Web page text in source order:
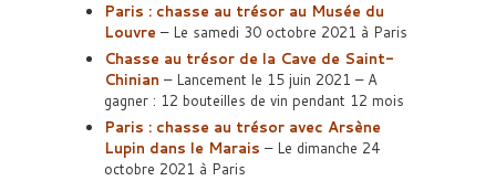
Paris : chasse au trésor au Musée du
Louvre – Le samedi 30 octobre 2021 à Paris
Chasse au trésor de la Cave de Saint-
Chinian – Lancement le 15 juin 2021 – A
gagner : 12 bouteilles de vin pendant 12 mois
Paris : chasse au trésor avec Arsène
Lupin dans le Marais – Le dimanche 24
octobre 2021 à Paris